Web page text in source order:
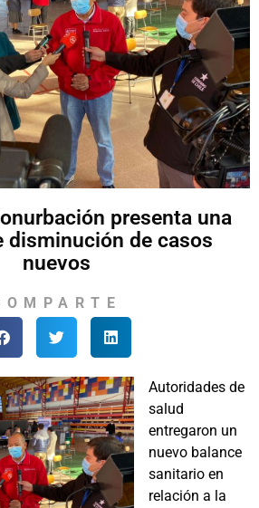
presenta una
disminución de casos
nuevos
Autoridades de
salud
entregaron un
nuevo balance
sanitario en
relación a la